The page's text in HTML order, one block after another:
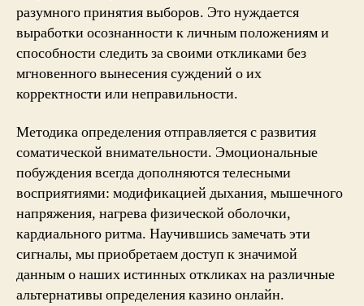
разумного принятия выборов. Это нуждается
выработки осознанности к личным положениям и
способности следить за своими откликами без
мгновенного вынесения суждений о их
корректности или неправильности.
Методика определения отправляется с развития
соматической внимательности. Эмоциональные
побуждения всегда дополняются телесными
восприятиями: модификацией дыхания, мышечного
напряжения, нагрева физической оболочки,
кардиального ритма. Научившись замечать эти
сигналы, мы приобретаем доступ к значимой
данным о наших истинных откликах на различные
альтернативы определения казино онлайн.